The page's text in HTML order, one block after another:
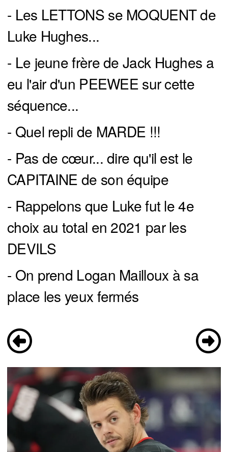
- Les LETTONS se MOQUENT de
Luke Hughes...
- Le jeune frère de Jack Hughes a
eu l'air d'un PEEWEE sur cette
séquence...
- Quel repli de MARDE !!!
- Pas de cœur... dire qu'il est le
CAPITAINE de son équipe
- Rappelons que Luke fut le 4e
choix au total en 2021 par les
DEVILS
- On prend Logan Mailloux à sa
place les yeux fermés